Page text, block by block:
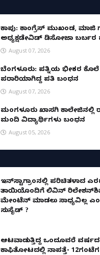
ಕಾಪು: ಕಾಂಗ್ರೆಸ್ ಮುಖಂಡ, ಮಾಜಿ
ಅಧ್ಯಕ್ಷಡೇವಿಡ್ ಡಿಸೋಜಾ ಬರ್ಬರ
August 07, 2026
ಬೆಂಗಳೂರು: ಪತ್ನಿಯ ಭೀಕರ ಕೊಲೆ
ಪರಾರಿಯಾಗಿದ್ದ ಪತಿ ಬಂಧನ
August 07, 2026
ಮಂಗಳೂರು ಖಾಸಗಿ ಕಾಲೇಜಿನಲ್ಲಿ
ಮಂದಿ ವಿದ್ಯಾರ್ಥಿಗಳು ಬಂಧನ
August 05, 2026
ಇನ್​ಸ್ಟಾಗ್ರಾಂನಲ್ಲಿ ಪರಿಚಿತಳಾದ
ತಾಯಿಯೊಂದಿಗೆ ಲಿವಿನ್
ಮೇಂಟೆನ್ ಮಾಡಲು ಸಾಧ್ಯವಿಲ್ಲ
ಸುಸೈಡ್ ?
ಆಟವಾಡುತ್ತಿದ್ದ ಒಂದೂವರೆ
ಕಾಫಿತೋಟದಲ್ಲಿ ನಾಪತ್ತೆ-